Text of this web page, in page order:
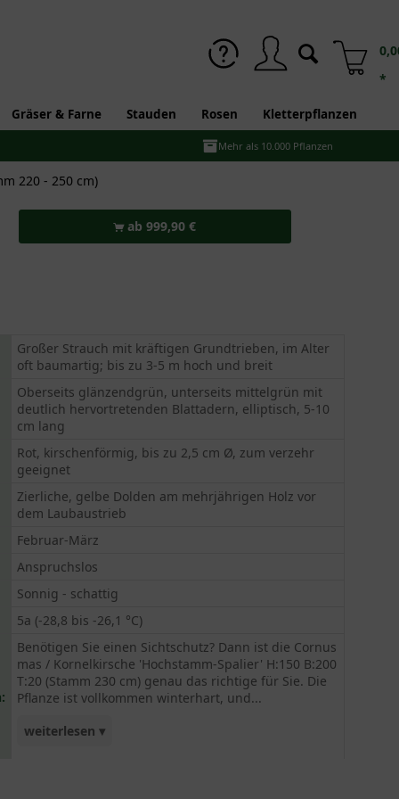
*
Gräser & Farne Stauden Rosen Kletterpflanzen
Mehr als 10.000 Pflanzen
220 - 250 cm)
ab 999,90 €
Großer Strauch mit kräftigen Grundtrieben, im Alter
oft baumartig; bis zu 3-5 m hoch und breit
Oberseits glänzendgrün, unterseits mittelgrün mit
deutlich hervortretenden Blattadern, elliptisch, 5-10
cm lang
Rot, kirschenförmig, bis zu 2,5 cm Ø, zum verzehr
geeignet
Zierliche, gelbe Dolden am mehrjährigen Holz vor
dem Laubaustrieb
Februar-März
Anspruchslos
Sonnig - schattig
5a (-28,8 bis -26,1 °C)
Benötigen Sie einen Sichtschutz? Dann ist die Cornus
mas / Kornelkirsche 'Hochstamm-Spalier' H:150 B:200
T:20 (Stamm 230 cm) genau das richtige für Sie. Die
Pflanze ist vollkommen winterhart, und...
weiterlesen ▾